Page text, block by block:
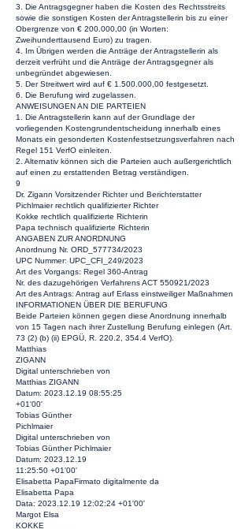
3. Die Antragsgegner haben die Kosten des Rechtsstreits
sowie die sonstigen Kosten der Antragstellerin bis zu einer
Obergrenze von € 200.000,00 (in Worten:
Zweihunderttausend Euro) zu tragen.
4. Im Übrigen werden die Anträge der Antragstellerin als
derzeit verfrüht und die Anträge der Antragsgegner als
unbegründet abgewiesen.
5. Der Streitwert wird auf € 1.500.000 ,00 festgesetzt.
6. Die Berufung wird zugelassen.
ANWEISUNGEN AN DIE PARTEIEN
1. Die Antragstellerin kann auf der Grundlage der
vorliegenden Kostengrundentscheidung innerhalb eines
Monats ein gesonderten Kostenfestsetzungsverfahren nach
Regel 151 VerfO einleiten.
2. Alternativ können sich die Parteien auch außergerichtlich
auf einen zu erstattenden Betrag verständigen.
9
Dr. Zigann Vorsitzender Richter und Berichterstatter
Pichlmaier rechtlich qualifizierter Richter
Kokke rechtlich qualifizierte Richterin
Papa technisch qualifizierte Richterin
ANGABEN ZUR ANORDNUNG
Anordnung Nr. ORD_577734/2023
UPC Nummer: UPC_CFI_249/2023
Art des Vorgangs: Regel 360-Antrag
Nr. des dazugehörigen Verfahrens ACT 550921/2023
Art des Antrags: Antrag auf Erlass einstweiliger Maßnahmen
INFORMATIONEN ÜBER DIE BERUFUNG
Beide Parteien können gegen diese Anordnung innerhalb
von 15 Tagen nach ihrer Zustellung Berufung einlegen (Art.
73 (2) (b) (ii) EPGÜ, R. 220.2, 354.4 VerfO).
Matthias
ZIGANN
Digital unterschrieben von
Matthias ZIGANN
Datum: 2023.12.19 08:55:25
+01'00'
Tobias Günther
Pichlmaier
Digital unterschrieben von
Tobias Günther Pichlmaier
Datum: 2023.12.19
11:25:50 +01'00'
Elisabetta PapaFirmato digitalmente da
Elisabetta Papa
Data: 2023.12.19 12:02:24 +01'00'
Margot Elsa
KOKKE